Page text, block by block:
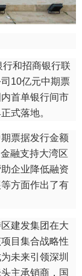
和招商银行联
10亿元中期票
首单银行间市
式落地。
票据发行金额
融支持大湾区
企业降低融资
方面作出了有
建发集团在大
目集合战略性
未来引领深圳
主承销商，国